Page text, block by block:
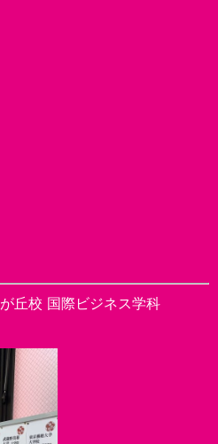
丘校 国際ビジネス学科